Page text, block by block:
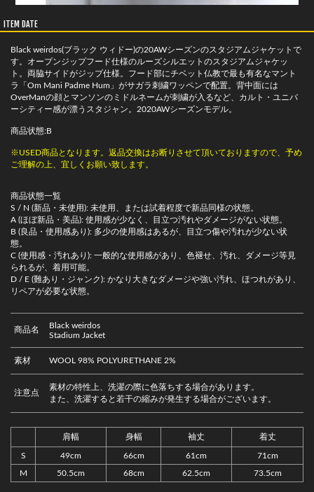
ITEM DATE
Black weirdos(ブラック ウィドー)の20AWシーズンのスタジアムジャケットで
す。オープンジップフード仕様のルーズシルエットのスタジアムジャケッ
ト。両脇サイドがジップ仕様。フード部にチベット仏教で最も有名なマント
ラ「Om Mani Padme Hum」がサガラ刺繍ワッペンで配置。背中面には
OverManの顔とマンソンのミドルネームが刺繍が入るなど、カルト・ユニバ
ーシティー感が漂うスタジャン。2020AWシーズンモデル。
商品状態:B
※USED商品となります。返品交換はお断りさせて頂いておりますので、予め
ご理解の上、宜しくお願い致します。
商品状態一覧
S / N (新品・未使用): 未使用、または試着程度で新品同様の状態。
A (ほぼ新品・美品): 使用感が少なく、目立つ汚れやダメージがない状態。
B (良品・使用感あり): 多少の使用感はあるが、目立つ傷や汚れが少ない状
態。
C (使用感・汚れあり): 一般的な使用感があり、色褪せ、汚れ、ダメージ等見
られるが、着用可能。
D / E (難あり・ジャンク): かなり大きなダメージや強い汚れ、ほつれがあり、
リペアが必要な状態。
商品名
Black weirdos
Stadium Jacket
素材 WOOL 98% POLYURETHANE 2%
注意点
素材の特性上、洗濯の際に色落ちする場合があります。
また、洗濯すると若干の縮みが発生する場合がございます。
肩幅 身幅 袖丈 着丈
S 49cm 66cm 61cm 71cm
M 50.5cm 68cm 62.5cm 73.5cm